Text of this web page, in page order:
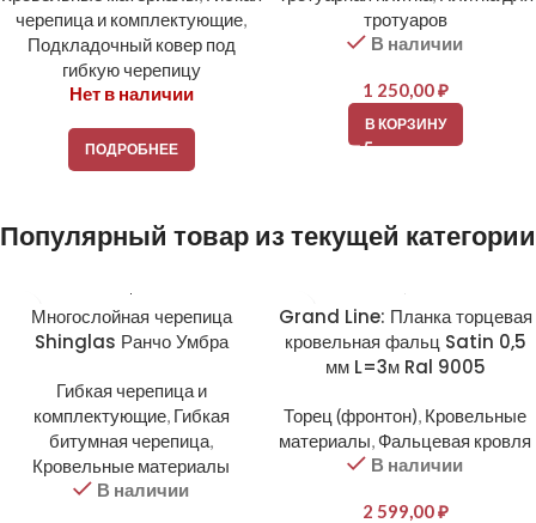
черепица и комплектующие,
Подкладочный ковер под
гибкую черепицу
Нет в наличии
ПОДРОБНЕЕ
тротуаров
В наличии
1 250,00₽
В КОРЗИНУ
Популярный товар из текущей категории
Многослойная черепица
Shinglas Ранчо Умбра
Гибкая черепица и
комплектующие, Гибкая
битумная черепица,
Кровельные материалы
В наличии
Grand Line: Планка торцевая
кровельная фальц Satin 0,5
мм L=3м Ral 9005
Торец (фронтон), Кровельные
материалы, Фальцевая кровля
В наличии
2 599,00₽